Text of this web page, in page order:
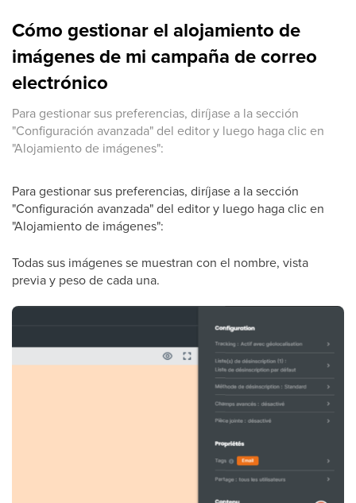
Cómo gestionar el alojamiento de
imágenes de mi campaña de correo
electrónico
Para gestionar sus preferencias, diríjase a la sección
"Configuración avanzada" del editor y luego haga clic en
"Alojamiento de imágenes":
Para gestionar sus preferencias, diríjase a la sección
"Configuración avanzada" del editor y luego haga clic en
"Alojamiento de imágenes":
Todas sus imágenes se muestran con el nombre, vista
previa y peso de cada una.